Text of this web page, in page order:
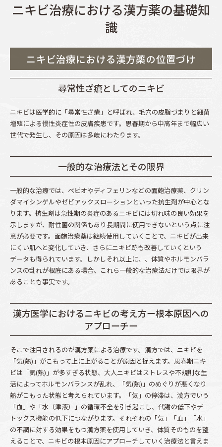
ニキビ治療における漢方薬の基礎知
識
ニキビ治療における漢方薬の位置づけ
尋常性ざ瘡としてのニキビ
ニキビは医学的に「尋常性ざ瘡」と呼ばれ、毛穴の皮脂づまりと細菌
増殖による慢性炎症性の皮膚疾患です。思春期から中高年まで幅広い
世代で発生し、その原因は多岐にわたります。
一般的な治療法とその限界
一般的な治療では、ベピオやディフェリンなどの面皰治療薬、クリン
ダマイシンゲルやゼビアックスローションといった抗生剤が中心とな
ります。抗生剤は急性期の炎症のあるニキビには切れ味の良い効果を
示しますが、耐性菌の関係もあり長期間に使用できないという点に注
意が必要です。面皰治療薬は継続使用していくことで、ニキビが出来
にくい肌へと変化していき、さらにニキビ跡も改善していくという
データも得られています。しかしそれ以上に、、体質やホルモンバラ
ンスの乱れが根底にある場合、これら一般的な治療法だけでは限界が
あることも事実です。
漢方医学におけるニキビの考え方ー根本原因への
アプローチー
そこで注目されるのが漢方薬による治療です。漢方では、ニキビを
「気(熱)」がこもって上に上がることが原因と捉えます。思春期ニキ
ビは「気(熱)」が多すぎる状態、大人ニキビはストレスや不規則な生
活によってホルモンバランスが乱れ、「気(熱)」のめぐりが悪くなり
熱がこもった状態と考えられています。「気」の停滞は、漢方でいう
「血」や「水（津液）」の循環不全を引き起こし、代謝の低下やデ
トックス機能の低下につながります。それぞれの「気」「血」「水」
の不調に対する効果をもつ漢方薬を使用していき、体質そのものを整
えることで、ニキビの根本原因にアプローチしていく治療法と言えま